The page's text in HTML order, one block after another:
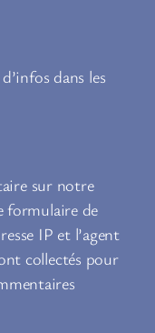
dans les
sur notre
formulaire de
IP et l’agent
collectés pour